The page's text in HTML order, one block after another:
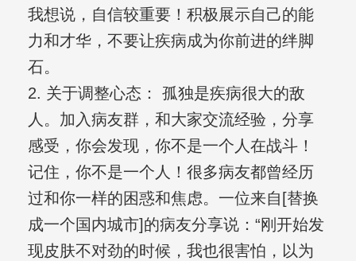
我想说，自信较重要！积极展示自己的能
力和才华，不要让疾病成为你前进的绊脚
石。
2. 关于调整心态： 孤独是疾病很大的敌
人。加入病友群，和大家交流经验，分享
感受，你会发现，你不是一个人在战斗！
记住，你不是一个人！很多病友都曾经历
过和你一样的困惑和焦虑。一位来自[替换
成一个国内城市]的病友分享说：“刚开始发
现皮肤不对劲的时候，我也很害怕，以为